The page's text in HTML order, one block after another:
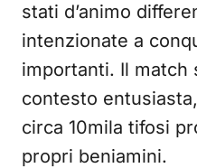
stati d’animo
intenzionate a
importanti. Il match
contesto
circa 10mila tifosi
propri beniamini.